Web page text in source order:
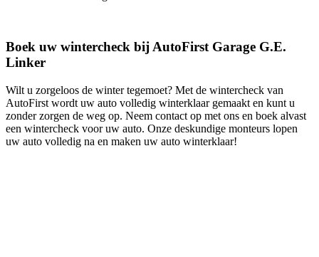
Boek uw wintercheck bij AutoFirst Garage G.E.
Linker
Wilt u zorgeloos de winter tegemoet? Met de wintercheck van
AutoFirst wordt uw auto volledig winterklaar gemaakt en kunt u
zonder zorgen de weg op. Neem contact op met ons en boek alvast
een wintercheck voor uw auto. Onze deskundige monteurs lopen
uw auto volledig na en maken uw auto winterklaar!